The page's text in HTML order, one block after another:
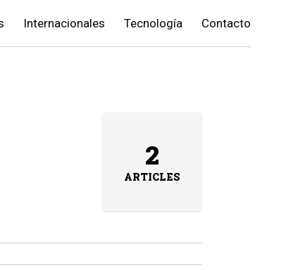
Internacionales Tecnología Contacto
2
ARTICLES